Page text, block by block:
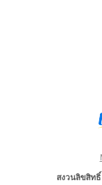
สงวนลิขสิท